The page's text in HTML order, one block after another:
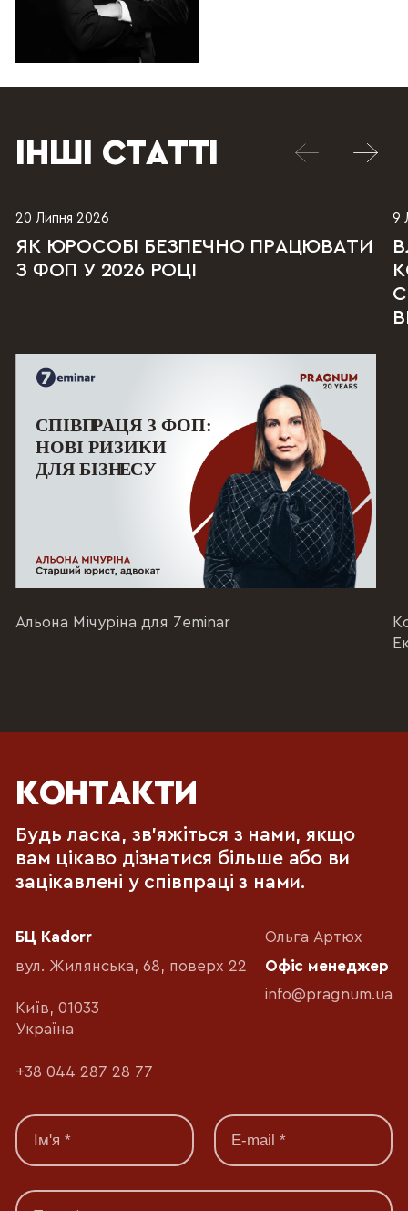
ІНШІ СТАТТІ
20 Липня 2026
ЯК ЮРОСОБІ БЕЗПЕЧНО ПРАЦЮВАТИ
З ФОП У 2026 РОЦІ
Альона Мічуріна для 7eminar
9
КОНТАКТИ
Будь ласка, зв'яжіться з нами, якщо
вам цікаво дізнатися більше або ви
зацікавлені у співпраці з нами.
БЦ Kadorr
вул. Жилянська, 68, поверх 22
Київ, 01033
Україна
+38 044 287 28 77
Ольга Артюх
Офіс менеджер
info@pragnum.ua